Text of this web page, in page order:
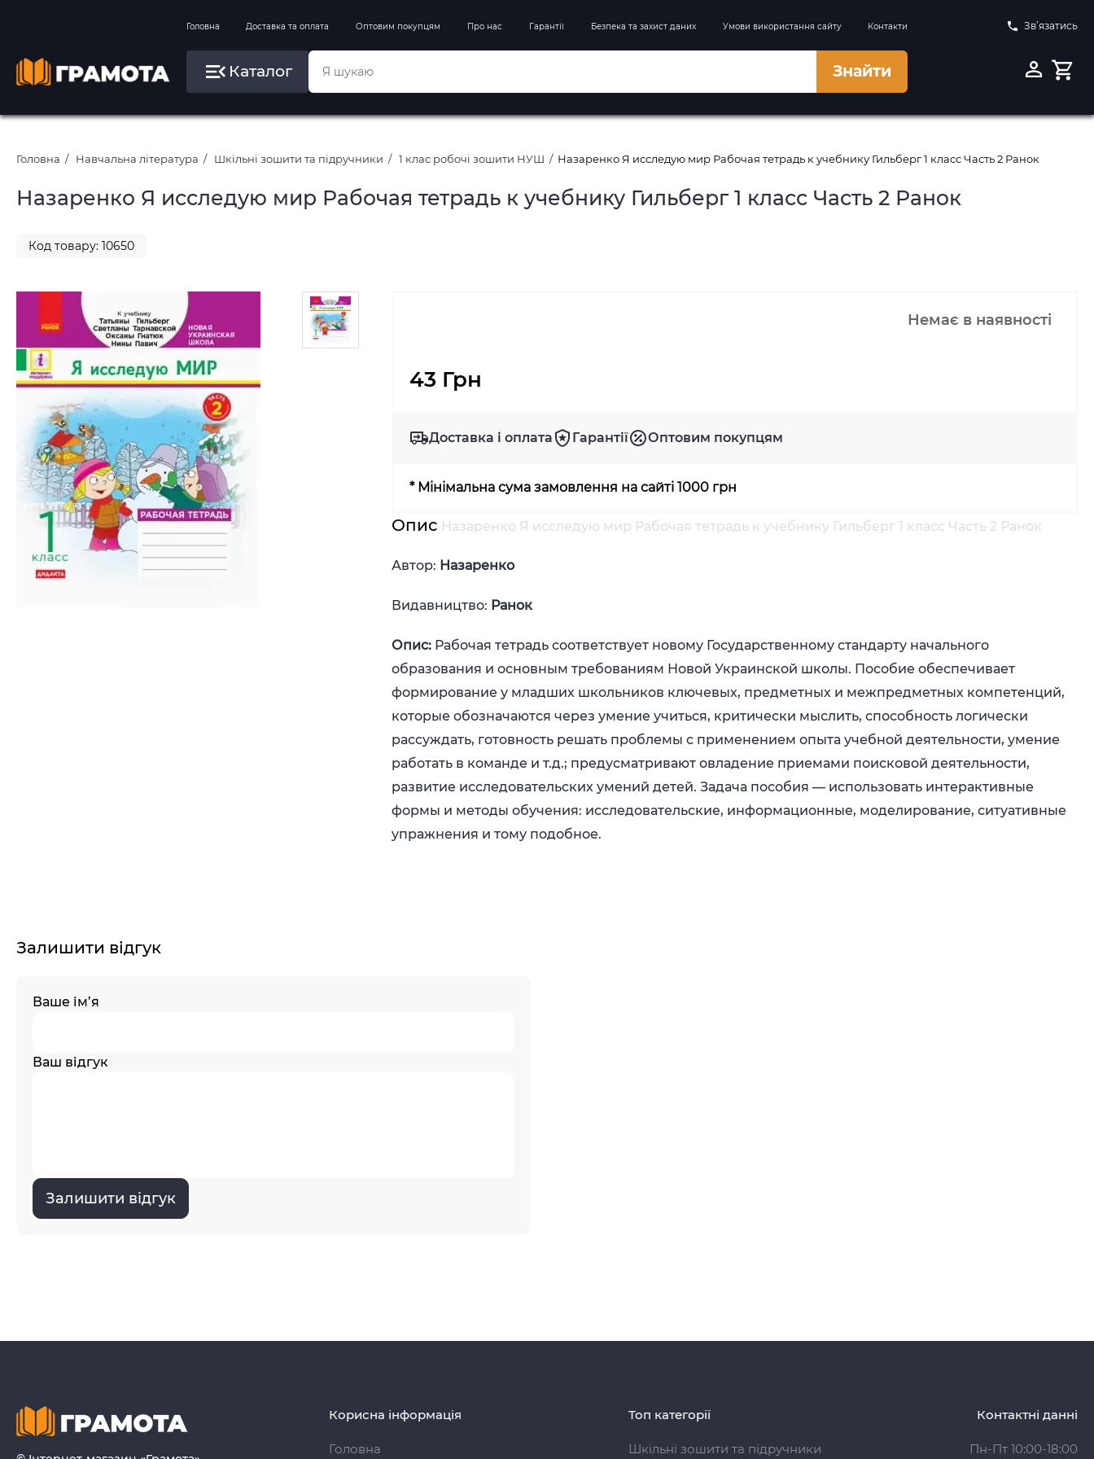
Головна Доставка та оплата Оптовим покупцям Про нас Гарантії Безпека та захист даних Умови використання сайту Контакти Зв’язатись
Каталог Знайти
Вправи на зимові канікули
Літо, пляж, плавання, басейни
Картини за номерами
Головна Навчальна література Шкільні зошити та підручники 1 клас робочі зошити НУШ Назаренко Я исследую мир Рабочая тетрадь к учебнику Гильберг 1 класс Часть 2 Ранок
Назаренко Я исследую мир Рабочая тетрадь к учебнику Гильберг 1 класс Часть 2 Ранок
Код товару: 10650
Немає в наявності
43 Грн
Доставка і оплата Гарантії Оптовим покупцям
* Мінімальна сума замовлення на сайті 1000 грн
Опис Назаренко Я исследую мир Рабочая тетрадь к учебнику Гильберг 1 класс Часть 2 Ранок
Автор: Назаренко
Видавництво: Ранок
Опис: Рабочая тетрадь соответствует новому Государственному стандарту начального
образования и основным требованиям Новой Украинской школы. Пособие обеспечивает
формирование у младших школьников ключевых, предметных и межпредметных компетенций,
которые обозначаются через умение учиться, критически мыслить, способность логически
рассуждать, готовность решать проблемы с применением опыта учебной деятельности, умение
работать в команде и т.д.; предусматривают овладение приемами поисковой деятельности,
развитие исследовательских умений детей. Задача пособия — использовать интерактивные
формы и методы обучения: исследовательские, информационные, моделирование, ситуативные
упражнения и тому подобное.
Залишити відгук
Ваше ім’я
Ваш відгук
Залишити відгук
Корисна інформація
Головна
Топ категорії
Шкільні зошити та підручники
Контактні данні
Пн-Пт 10:00-18:00